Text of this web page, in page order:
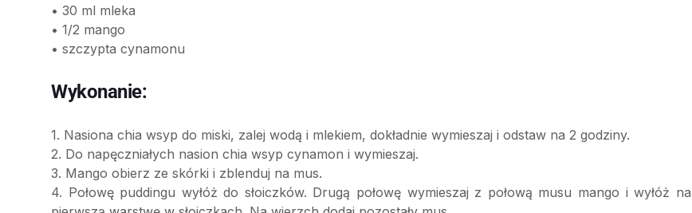
• 30 ml mleka
• 1/2 mango
• szczypta cynamonu
Wykonanie:
1. Nasiona chia wsyp do miski, zalej wodą i mlekiem, dokładnie wymieszaj i odstaw na 2 godziny.
2. Do napęczniałych nasion chia wsyp cynamon i wymieszaj.
3. Mango obierz ze skórki i zblenduj na mus.
4. Połowę puddingu wyłóż do słoiczków. Drugą połowę wymieszaj z połową musu mango i wyłóż na